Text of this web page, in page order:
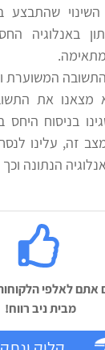
שהתבצע
באנלוגיה
המשוערת
מצאנו את
בניסוח היחס
זה, עלינו
הנתונה
לאלפי
מבית ניב רווח!‬